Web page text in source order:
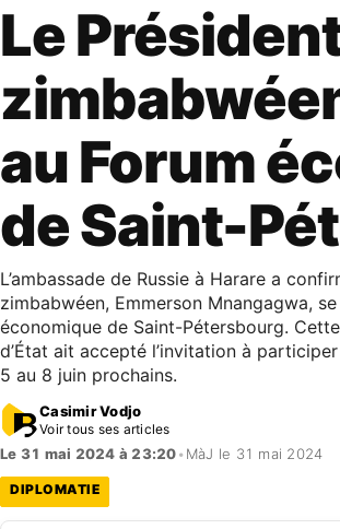
Le
au Forum
de Saint-
L’ambassade de Russie à Harare a
zimbabwéen, Emmerson Mnangagwa,
économique de Saint-Pétersbourg.
d’État ait accepté l’invitation à
5 au 8 juin prochains.
Casimir Vodjo
Voir tous ses articles
Le 31 mai 2024 à 23:20• MàJ le 31 mai 2024
DIPLOMATIE